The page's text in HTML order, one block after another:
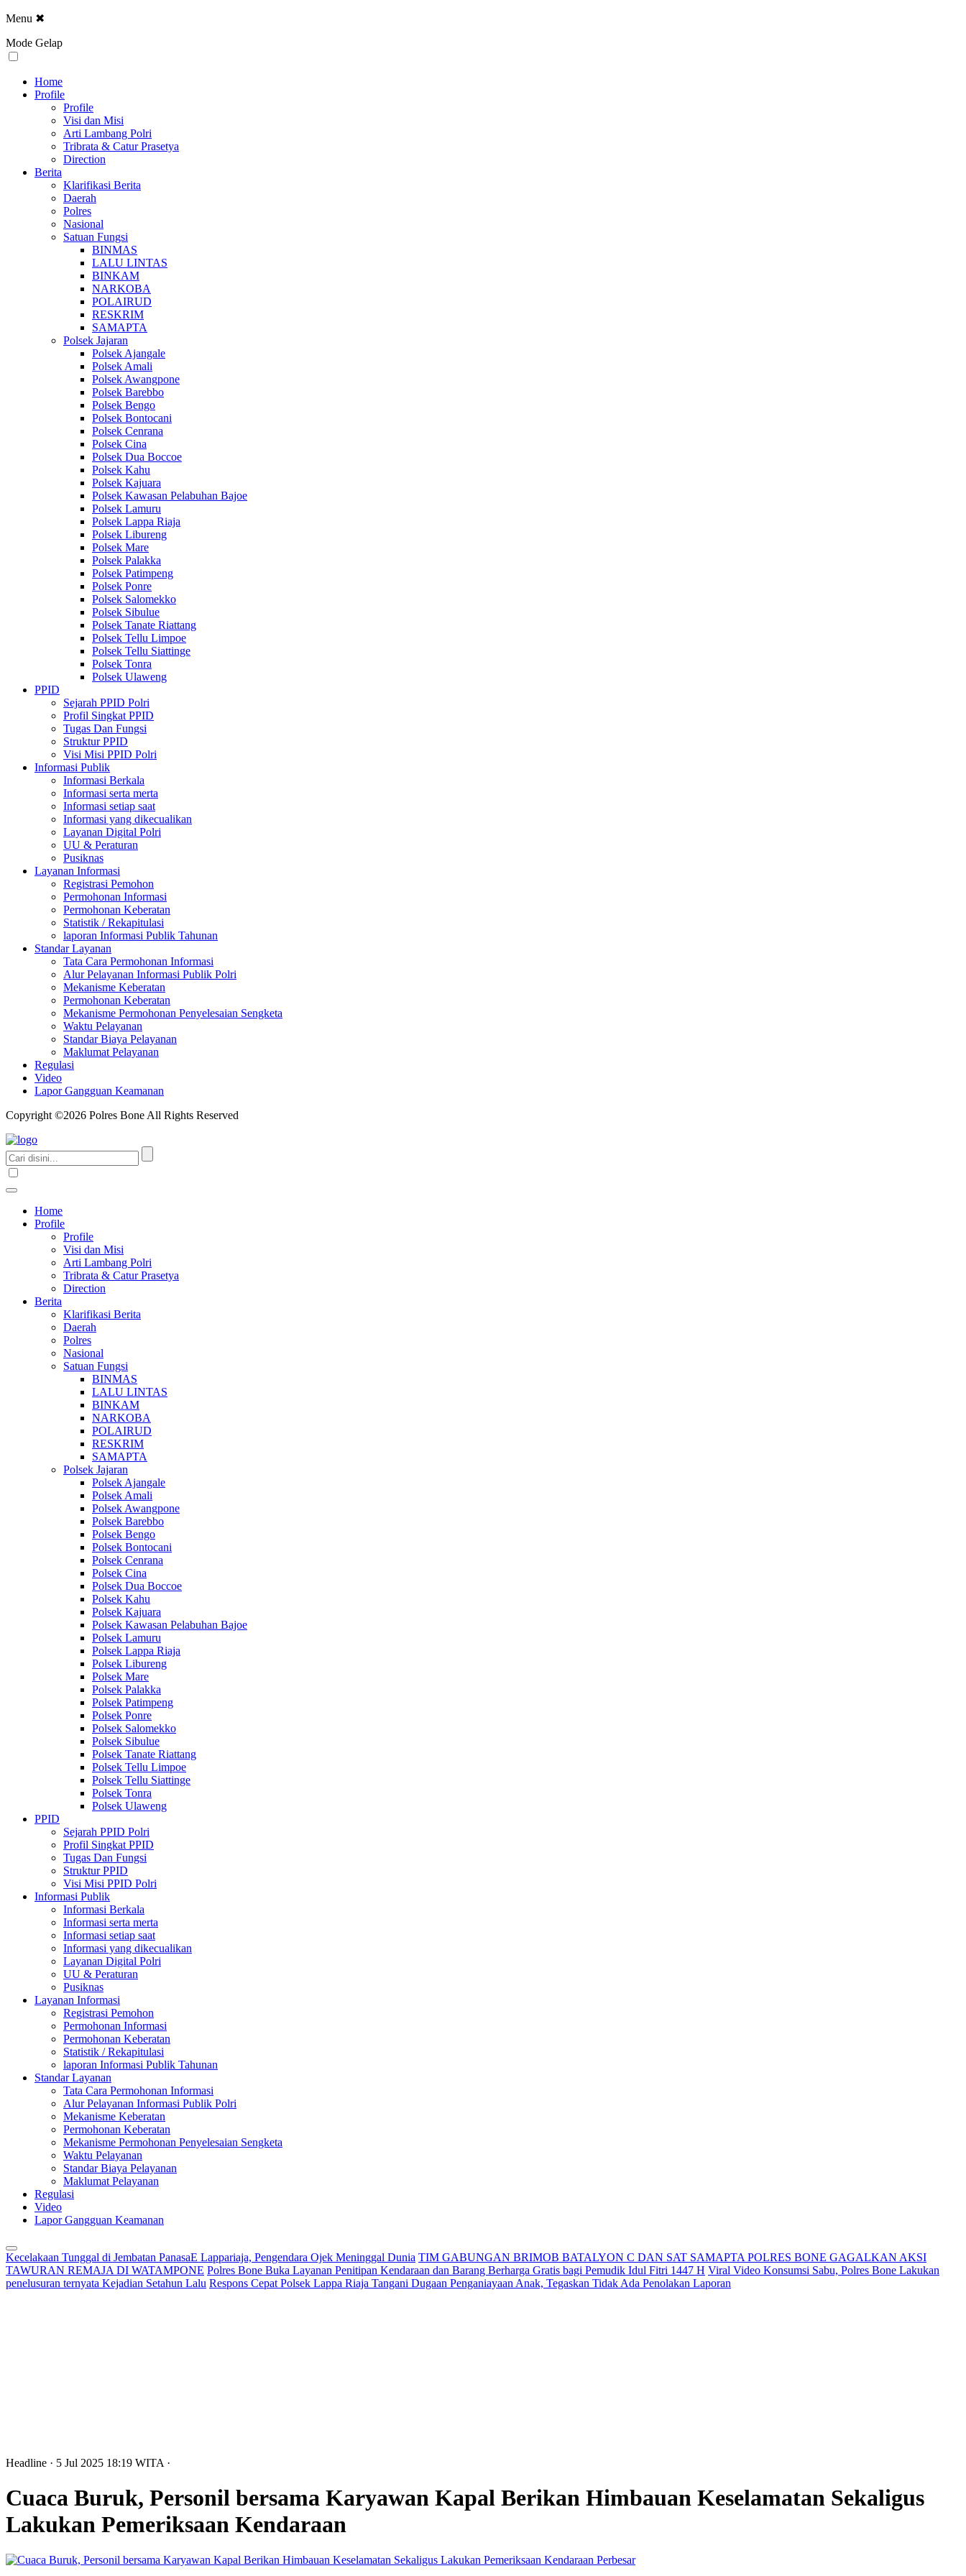
Menu ✖
Mode Gelap
Home
Profile
Profile
Visi dan Misi
Arti Lambang Polri
Tribrata & Catur Prasetya
Direction
Berita
Klarifikasi Berita
Daerah
Polres
Nasional
Satuan Fungsi
BINMAS
LALU LINTAS
BINKAM
NARKOBA
POLAIRUD
RESKRIM
SAMAPTA
Polsek Jajaran
Polsek Ajangale
Polsek Amali
Polsek Awangpone
Polsek Barebbo
Polsek Bengo
Polsek Bontocani
Polsek Cenrana
Polsek Cina
Polsek Dua Boccoe
Polsek Kahu
Polsek Kajuara
Polsek Kawasan Pelabuhan Bajoe
Polsek Lamuru
Polsek Lappa Riaja
Polsek Libureng
Polsek Mare
Polsek Palakka
Polsek Patimpeng
Polsek Ponre
Polsek Salomekko
Polsek Sibulue
Polsek Tanate Riattang
Polsek Tellu Limpoe
Polsek Tellu Siattinge
Polsek Tonra
Polsek Ulaweng
PPID
Sejarah PPID Polri
Profil Singkat PPID
Tugas Dan Fungsi
Struktur PPID
Visi Misi PPID Polri
Informasi Publik
Informasi Berkala
Informasi serta merta
Informasi setiap saat
Informasi yang dikecualikan
Layanan Digital Polri
UU & Peraturan
Pusiknas
Layanan Informasi
Registrasi Pemohon
Permohonan Informasi
Permohonan Keberatan
Statistik / Rekapitulasi
laporan Informasi Publik Tahunan
Standar Layanan
Tata Cara Permohonan Informasi
Alur Pelayanan Informasi Publik Polri
Mekanisme Keberatan
Permohonan Keberatan
Mekanisme Permohonan Penyelesaian Sengketa
Waktu Pelayanan
Standar Biaya Pelayanan
Maklumat Pelayanan
Regulasi
Video
Lapor Gangguan Keamanan
Copyright ©2026 Polres Bone All Rights Reserved
Home
Profile
Profile
Visi dan Misi
Arti Lambang Polri
Tribrata & Catur Prasetya
Direction
Berita
Klarifikasi Berita
Daerah
Polres
Nasional
Satuan Fungsi
BINMAS
LALU LINTAS
BINKAM
NARKOBA
POLAIRUD
RESKRIM
SAMAPTA
Polsek Jajaran
Polsek Ajangale
Polsek Amali
Polsek Awangpone
Polsek Barebbo
Polsek Bengo
Polsek Bontocani
Polsek Cenrana
Polsek Cina
Polsek Dua Boccoe
Polsek Kahu
Polsek Kajuara
Polsek Kawasan Pelabuhan Bajoe
Polsek Lamuru
Polsek Lappa Riaja
Polsek Libureng
Polsek Mare
Polsek Palakka
Polsek Patimpeng
Polsek Ponre
Polsek Salomekko
Polsek Sibulue
Polsek Tanate Riattang
Polsek Tellu Limpoe
Polsek Tellu Siattinge
Polsek Tonra
Polsek Ulaweng
PPID
Sejarah PPID Polri
Profil Singkat PPID
Tugas Dan Fungsi
Struktur PPID
Visi Misi PPID Polri
Informasi Publik
Informasi Berkala
Informasi serta merta
Informasi setiap saat
Informasi yang dikecualikan
Layanan Digital Polri
UU & Peraturan
Pusiknas
Layanan Informasi
Registrasi Pemohon
Permohonan Informasi
Permohonan Keberatan
Statistik / Rekapitulasi
laporan Informasi Publik Tahunan
Standar Layanan
Tata Cara Permohonan Informasi
Alur Pelayanan Informasi Publik Polri
Mekanisme Keberatan
Permohonan Keberatan
Mekanisme Permohonan Penyelesaian Sengketa
Waktu Pelayanan
Standar Biaya Pelayanan
Maklumat Pelayanan
Regulasi
Video
Lapor Gangguan Keamanan
Kecelakaan Tunggal di Jembatan PanasaE Lappariaja, Pengendara Ojek Meninggal Dunia TIM GABUNGAN BRIMOB BATALYON C DAN SAT SAMAPTA POLRES BONE GAGALKAN AKSI
TAWURAN REMAJA DI WATAMPONE Polres Bone Buka Layanan Penitipan Kendaraan dan Barang Berharga Gratis bagi Pemudik Idul Fitri 1447 H Viral Video Konsumsi Sabu, Polres Bone Lakukan
penelusuran ternyata Kejadian Setahun Lalu Respons Cepat Polsek Lappa Riaja Tangani Dugaan Penganiayaan Anak, Tegaskan Tidak Ada Penolakan Laporan
Headline · 5 Jul 2025 18:19 WITA ·
Cuaca Buruk, Personil bersama Karyawan Kapal Berikan Himbauan Keselamatan Sekaligus
Lakukan Pemeriksaan Kendaraan
Perbesar